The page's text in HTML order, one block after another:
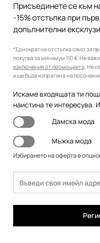
Присъединете се към
-15% отстъпка при
допълнителни
*Еднократна отстъпка само за
покупка за минимум 110 €. Не
изключения от промоцията. Не
и ще бъде изпратена на
Искаме входящата ти
наистина те интересува.
Дамска мода
Мъжка мода
Избирането на оферта е